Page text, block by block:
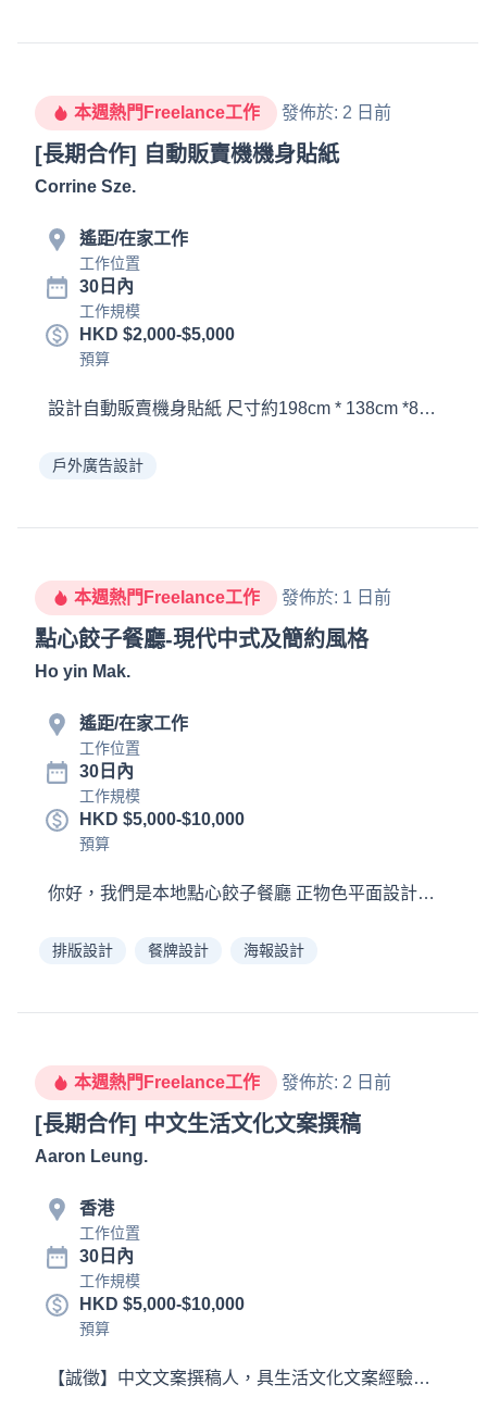
本週熱門Freelance工作 發佈於: 2 日前
[長期合作] 自動販賣機機身貼紙
Corrine Sze.
遙距/在家工作
工作位置
30日內
工作規模
HKD $2,000-$5,000
預算
戶外廣告設計
本週熱門Freelance工作 發佈於: 1 日前
點心餃子餐廳-現代中式及簡約風格
Ho yin Mak.
遙距/在家工作
工作位置
30日內
工作規模
HKD $5,000-$10,000
預算
你好，我們是本地點心餃子餐廳 正物色平面設計服務，
排版設計 餐牌設計 海報設計
本週熱門Freelance工作 發佈於: 2 日前
[長期合作] 中文生活文化文案撰稿
Aaron Leung.
香港
工作位置
30日內
工作規模
HKD $5,000-$10,000
預算